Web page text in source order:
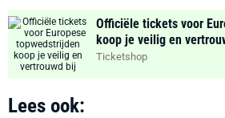
Officiële tickets voor
koop je veilig en
Ticketshop
Lees ook: